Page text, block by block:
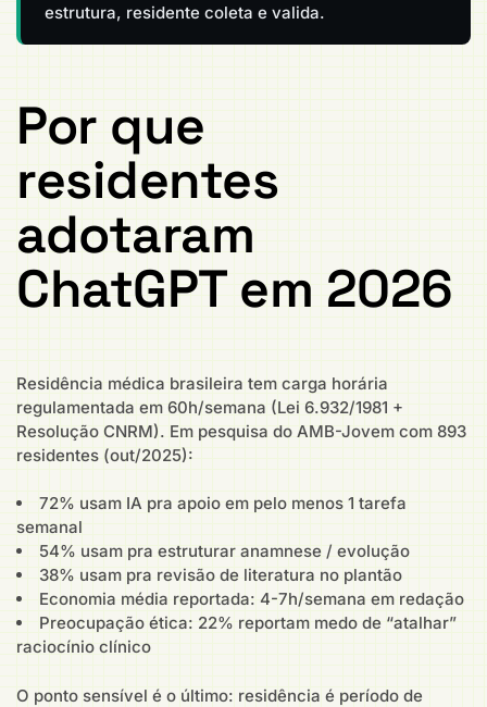
estrutura, residente coleta e valida.
Por que
residentes
adotaram
ChatGPT em 2026
Residência médica brasileira tem carga horária
regulamentada em 60h/semana (Lei 6.932/1981 +
Resolução CNRM). Em pesquisa do AMB-Jovem com 893
residentes (out/2025):
72% usam IA pra apoio em pelo menos 1 tarefa
semanal
54% usam pra estruturar anamnese / evolução
38% usam pra revisão de literatura no plantão
Economia média reportada: 4-7h/semana em redação
Preocupação ética: 22% reportam medo de “atalhar”
raciocínio clínico
O ponto sensível é o último: residência é período de